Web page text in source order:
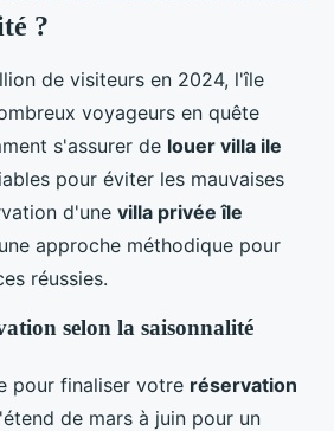
?
de visiteurs en 2024, l'île
voyageurs en quête
s'assurer de louer villa ile
pour éviter les mauvaises
d'une villa privée île
approche méthodique pour
réussies.
selon la saisonnalité
pour finaliser votre réservation
de mars à juin pour un